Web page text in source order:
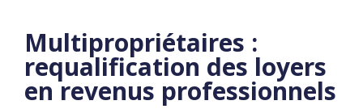
Multipropriétaires :
requalification des loyers
en revenus professionnels